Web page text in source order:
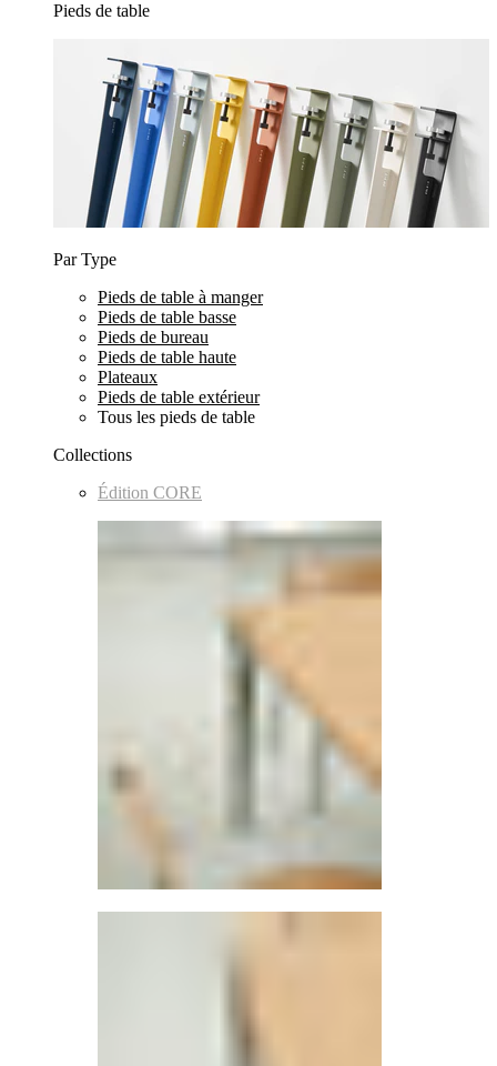
Pieds de table
Par Type
Pieds de table à manger
Pieds de table basse
Pieds de bureau
Pieds de table haute
Plateaux
Pieds de table extérieur
Tous les pieds de table
Collections
Édition CORE